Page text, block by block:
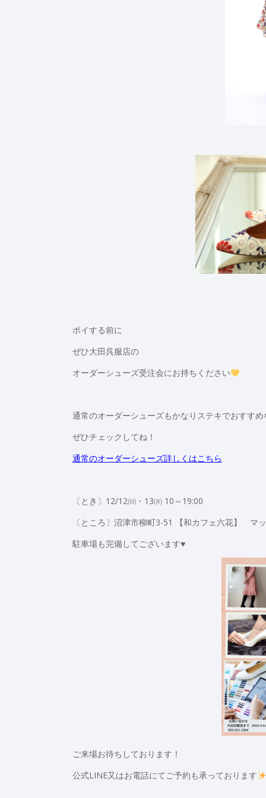
ポイする前に
ぜひ大田呉服店の
オーダーシューズ受注会にお持ちください
通常のオーダーシューズもかなりステキでおすすめ
ぜひチェックしてね！
通常のオーダーシューズ詳しくはこちら
〔とき〕12/12㈰・13㈪ 10～19:00
〔ところ〕沼津市柳町3-51 【和カフェ六花】 マ
駐車場も完備してございます♥
ご来場お待ちしております！
公式LINE又はお電話にてご予約も承っております